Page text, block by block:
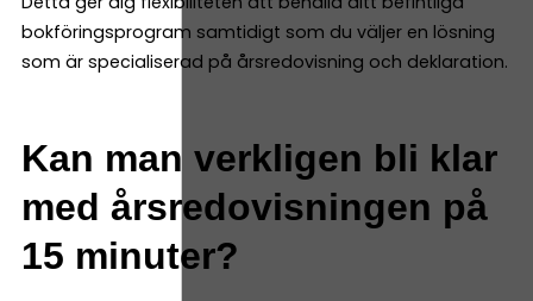
bokföringsprogram samtidigt som du väljer en lösning
som är specialiserad på årsredovisning och deklaration.
Kan man verkligen bli klar
med årsredovisningen på
15 minuter?